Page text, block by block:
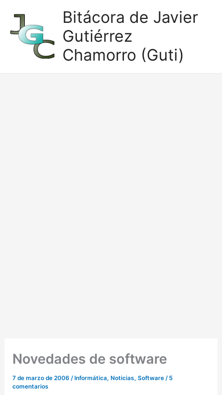
contenido
Bitácora de Javier
Gutiérrez
Chamorro (Guti)
Novedades de software
7 de marzo de 2006/ Informática, Noticias,Software / 5
comentarios